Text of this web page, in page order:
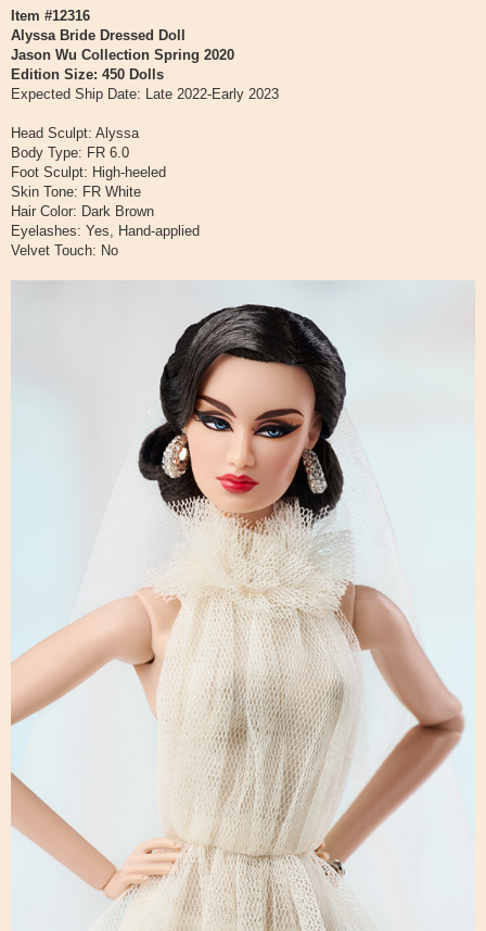
н
и
е
Item #12316
Alyssa Bride Dressed Doll
Jason Wu Collection Spring 2020
Edition Size: 450 Dolls
Expected Ship Date: Late 2022-Early 2023
Head Sculpt: Alyssa
Body Type: FR 6.0
Foot Sculpt: High-heeled
Skin Tone: FR White
Hair Color: Dark Brown
Eyelashes: Yes, Hand-applied
Velvet Touch: No